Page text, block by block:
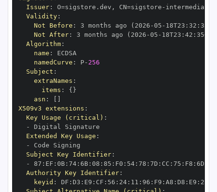
Issuer: O=sigstore.dev , CN=sigstore -
Validity:
Not Before : 3 months ago (2026 -05 - 18T23 : 32 :
Not After: 3 months ago (2026 -05 - 18T23 : 42 : 35+00
Algorithm:
name :
namedCurve : P- 256
Subject :
extraNames :
items : { }
asn :
X509v3 extensions :
Key Usage (critical) :
-
Extended Key Usage :
-
Subject Key Identifier:
-
87 : EF : 0B: 74: 6B: 08 : 85 : F0 : 54: 78 : 7D : CC : 75 : F8 : 6D
Authority Key Identifier:
keyid : DF : D3 : E9 : CF : 56 : 24: 11 : 96 : F9 : A8 : D8 : E9 : 28